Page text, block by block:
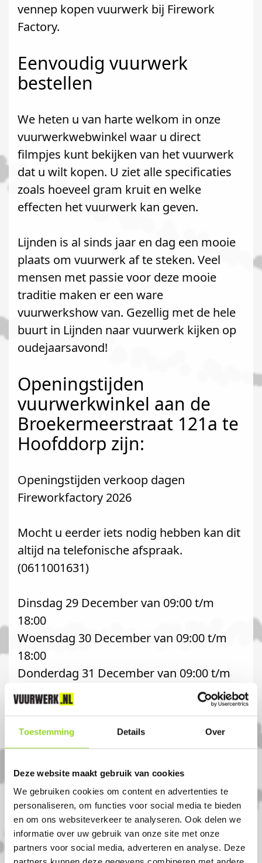
Toestemming Details Over
Deze website maakt gebruik van cookies
We gebruiken cookies om content en advertenties te
personaliseren, om functies voor social media te bieden
en om ons websiteverkeer te analyseren. Ook delen we
informatie over uw gebruik van onze site met onze
partners voor social media, adverteren en analyse. Deze
vennep kopen vuurwerk bij Firework
Factory.
Eenvoudig vuurwerk
bestellen
We heten u van harte welkom in onze
vuurwerkwebwinkel waar u direct
filmpjes kunt bekijken van het vuurwerk
dat u wilt kopen. U ziet alle specificaties
zoals hoeveel gram kruit en welke
effecten het vuurwerk kan geven.
Lijnden is al sinds jaar en dag een mooie
plaats om vuurwerk af te steken. Veel
mensen met passie voor deze mooie
traditie maken er een ware
vuurwerkshow van. Gezellig met de hele
buurt in Lijnden naar vuurwerk kijken op
oudejaarsavond!
Openingstijden
vuurwerkwinkel aan de
Broekermeerstraat 121a te
Hoofddorp zijn:
Openingstijden verkoop dagen
Fireworkfactory 2026
Mocht u eerder iets nodig hebben kan dit
altijd na telefonische afspraak.
(0611001631)
Dinsdag 29 December van 09:00 t/m
18:00
Woensdag 30 December van 09:00 t/m
18:00
Donderdag 31 December van 09:00 t/m
18:00
Komt u uit Lijnden?
Koop uw vuurwerk dan bij Firework
Factory in Hoofddorp. U bent van harte